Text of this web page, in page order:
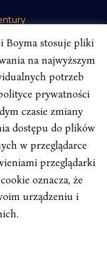
Polityka
Fundacji
Alan Głodek
Boyma stosuje pliki
na najwyższym
potrzeb
prywatności
czasie zmiany
dostępu do plików
w przeglądarce
przeglądarki
oznacza, że
urządzeniu i